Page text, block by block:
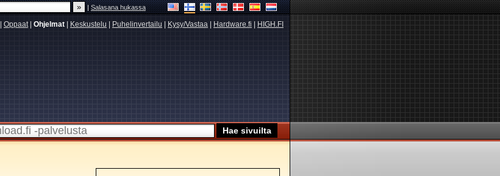
|Salasana hukassa
Oppaat| Ohjelmat Keskustelu Puhelinvertailu Kysy/Vastaa Hardware.fi HIGH.FI